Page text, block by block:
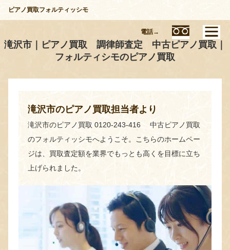
ピアノ買取フォルティッシモ
滝沢市｜ピアノ買取 調律師査定 中古ピアノ買取｜
フォルティシモのピアノ買取
滝沢市のピアノ買取担当者より
滝沢市のピアノ買取 0120-243-416 中古ピアノ買取
のフォルティッシモへようこそ。こちらのホームペー
ジは、買取査定額を業界でもっとも高くを目標に立ち
上げられました。
電話→